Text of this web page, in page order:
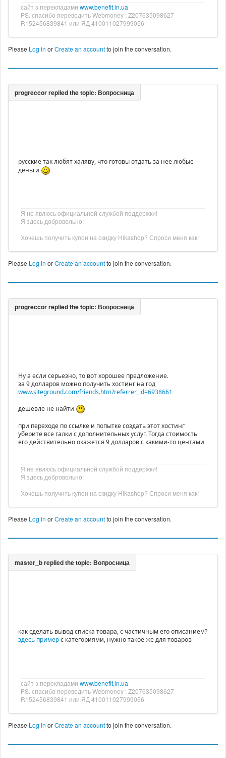
сайт з перекладами www.benefit.in.ua
PS. спасибо переводить Webmoney : Z207635098627
R152456839841 или ЯД 410011027999056
Please Log in orCreate an accountto join the conversation.
русские так любят халяву, что готовы отдать за нее любые
деньги
Я не явлюсь официальной службой поддержки!
Я здесь добровольно!
Хочешь получить купон на скидку Hikashop? Спроси меня как!
Please Log in orCreate an accountto join the conversation.
Ну а если серьезно, то вот хорошее предложение.
за 9 долларов можно получить хостинг на год
www.siteground.com/friends.htm?referrer_id=6938661
дешевле не найти
при переходе по ссылке и попытке создать этот хостинг
уберите все галки с дополнительных услуг. Тогда стоимость
его действительно окажется 9 долларов с какими-то центами
Я не явлюсь официальной службой поддержки!
Я здесь добровольно!
Хочешь получить купон на скидку Hikashop? Спроси меня как!
Please Log in orCreate an accountto join the conversation.
как сделать вывод списка товара, с частичным его описанием?
здесь примерс категориями, нужно такое же для товаров
сайт з перекладами www.benefit.in.ua
PS. спасибо переводить Webmoney : Z207635098627
R152456839841 или ЯД 410011027999056
Please Log in orCreate an accountto join the conversation.